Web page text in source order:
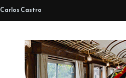
Castro